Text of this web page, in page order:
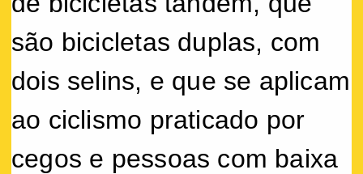
são bicicletas duplas, com
dois selins, e que se aplicam
ao ciclismo praticado por
cegos e pessoas com baixa